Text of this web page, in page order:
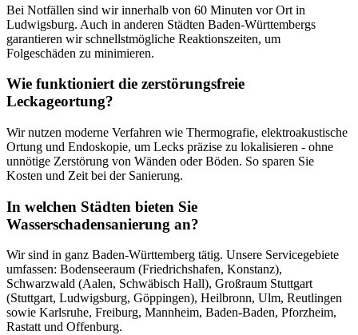
Bei Notfällen sind wir innerhalb von 60 Minuten vor Ort in
Ludwigsburg. Auch in anderen Städten Baden-Württembergs
garantieren wir schnellstmögliche Reaktionszeiten, um
Folgeschäden zu minimieren.
Wie funktioniert die zerstörungsfreie
Leckageortung?
Wir nutzen moderne Verfahren wie Thermografie, elektroakustische
Ortung und Endoskopie, um Lecks präzise zu lokalisieren - ohne
unnötige Zerstörung von Wänden oder Böden. So sparen Sie
Kosten und Zeit bei der Sanierung.
In welchen Städten bieten Sie
Wasserschadensanierung an?
Wir sind in ganz Baden-Württemberg tätig. Unsere Servicegebiete
umfassen: Bodenseeraum (Friedrichshafen, Konstanz),
Schwarzwald (Aalen, Schwäbisch Hall), Großraum Stuttgart
(Stuttgart, Ludwigsburg, Göppingen), Heilbronn, Ulm, Reutlingen
sowie Karlsruhe, Freiburg, Mannheim, Baden-Baden, Pforzheim,
Rastatt und Offenburg.